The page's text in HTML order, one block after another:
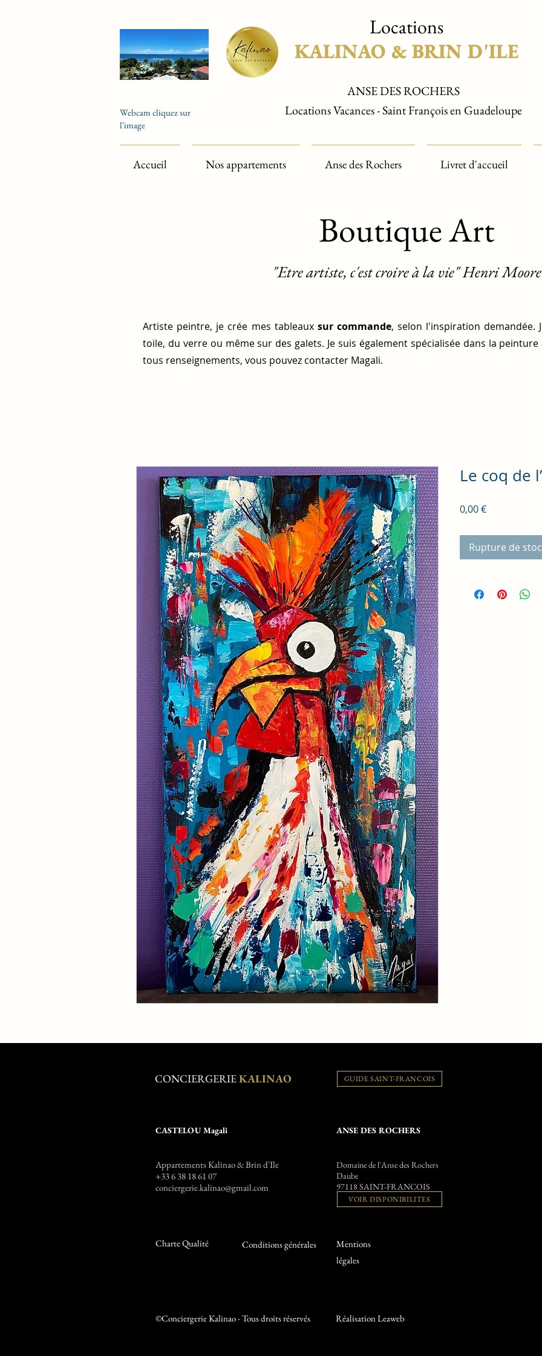
Locations
KALINAO & BRIN D'ILE
KALINAO & BRIN D'ILE
Webcam cliquez sur
l'image
ANSE DES ROCHERS
Locations Vacances - Saint François en Guadeloupe
Accueil Nos appartements Anse des Rochers Livret d'accueil
Boutique Art
"Etre artiste, c'est croire à la vie" Henri Moore
Artiste peintre, je crée mes tableaux sur commande, selon l'inspiration demandée.
toile, du verre ou même sur des galets. Je suis également spécialisée dans la
tous renseignements, vous pouvez contacter Magali.
Le coq de
0,00 €Prix
Rupture de
CONCIERGERIEKALINAO GUIDE SAINT-FRANCOIS
VOIR DISPONIBILITES
CASTELOU Magali
Appartements Kalinao & Brin d'Ile
+33 6 38 18 61 07
conciergerie.kalinao@gmail.com
ANSE DES ROCHERS
Domaine de l'Anse des Rochers
Daube
97118 SAINT-FRANCOIS
Charte Qualité Conditions générales
Mentions
légales
©Conciergerie Kalinao - Tous droits réservés RéalisationLeaweb